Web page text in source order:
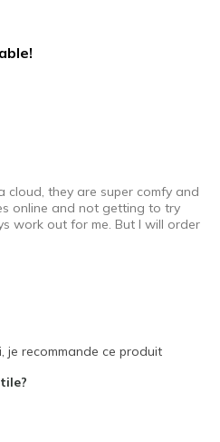
for Wearing
cloud, they are super comfy and
online and not getting to try
work out for me. But I will order
je recommande ce produit